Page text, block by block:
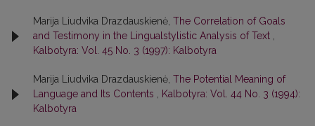
Marija Liudvika Drazdauskienė, The Correlation of Goals
and Testimony in the Lingualstylistic Analysis of Text
Kalbotyra: Vol. 45 No. 3 (1997): Kalbotyra
Marija Liudvika Drazdauskienė, The Potential Meaning of
Language and Its Contents
Kalbotyra: Vol. 44 No. 3 (1994):
Kalbotyra